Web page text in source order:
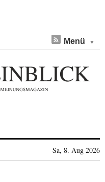
Menü
Sa, 8. Aug 2026